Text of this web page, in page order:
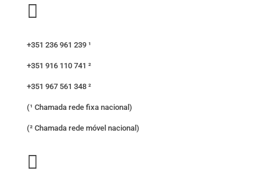

+351 236 961 239 ¹
+351 916 110 741 ²
+351 967 561 348 ²
(¹ Chamada rede fixa nacional)
(² Chamada rede móvel nacional)
